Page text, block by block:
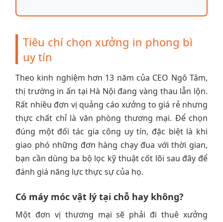
Tiêu chí chọn xưởng in phong bì
uy tín
Theo kinh nghiệm hơn 13 năm của CEO Ngô Tâm,
thị trường in ấn tại Hà Nội đang vàng thau lẫn lộn.
Rất nhiều đơn vị quảng cáo xưởng to giá rẻ nhưng
thực chất chỉ là văn phòng thương mại. Để chọn
đúng một đối tác gia công uy tín, đặc biệt là khi
giao phó những đơn hàng chạy đua với thời gian,
bạn cần dùng ba bộ lọc kỹ thuật cốt lõi sau đây để
đánh giá năng lực thực sự của họ.
Có máy móc vật lý tại chỗ hay không?
Một đơn vị thương mại sẽ phải đi thuê xưởng